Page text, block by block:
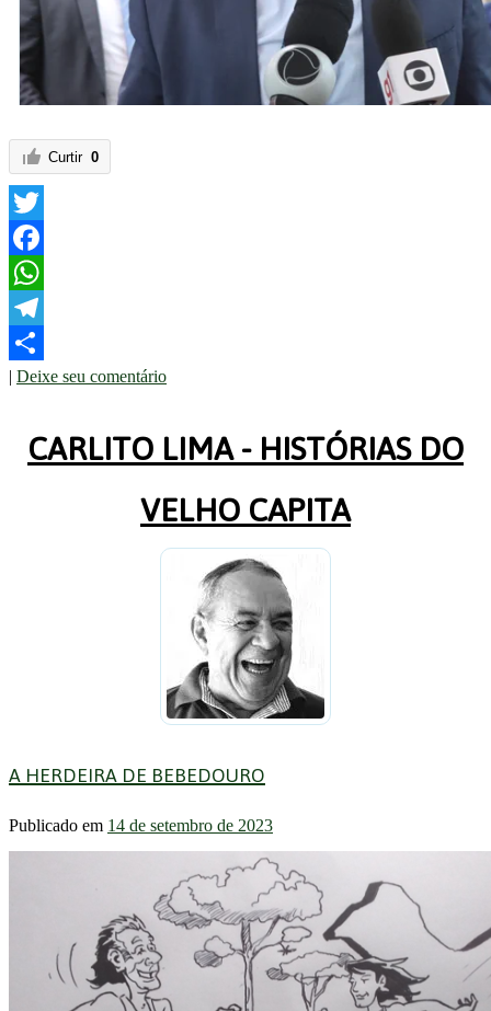
Curtir 0
Twitter
Facebook
WhatsApp
Telegram
Share
| Deixe seu comentário
CARLITO LIMA - HISTÓRIAS DO
VELHO CAPITA
A HERDEIRA DE BEBEDOURO
Publicado em 14 de setembro de 2023